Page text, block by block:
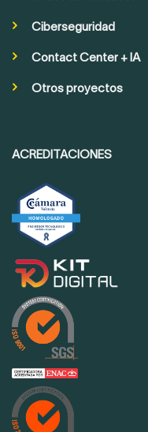
Ciberseguridad
Contact Center + IA
Otros proyectos
ACREDITACIONES